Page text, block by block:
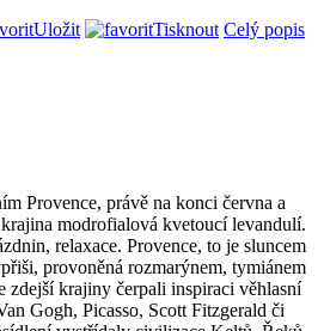
Uložit Tisknout Celý popis
Provence, právě na konci června a
modrofialová kvetoucí levandulí.
relaxace. Provence, to je sluncem
provoněná rozmarýnem, tymiánem
zdejší krajiny čerpali inspiraci věhlasní
Gogh, Picasso, Scott Fitzgerald či